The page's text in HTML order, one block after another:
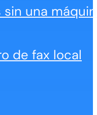
sin una
de fax local